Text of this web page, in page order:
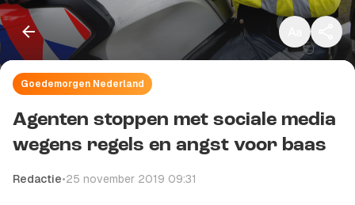
Goedemorgen Nederland
Agenten stoppen met sociale media
wegens regels en angst voor baas
Redactie•25 november 2019 09:31